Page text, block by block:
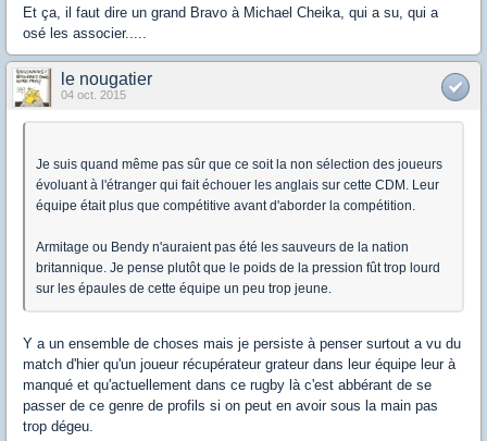
Et ça, il faut dire un grand Bravo à Michael Cheika, qui a su, qui a
osé les associer.....
le nougatier
04 oct. 2015
Je suis quand même pas sûr que ce soit la non sélection des joueurs
évoluant à l'étranger qui fait échouer les anglais sur cette CDM. Leur
équipe était plus que compétitive avant d'aborder la compétition.
Armitage ou Bendy n'auraient pas été les sauveurs de la nation
britannique. Je pense plutôt que le poids de la pression fût trop lourd
sur les épaules de cette équipe un peu trop jeune.
Y a un ensemble de choses mais je persiste à penser surtout a vu du
match d'hier qu'un joueur récupérateur grateur dans leur équipe leur à
manqué et qu'actuellement dans ce rugby là c'est abbérant de se
passer de ce genre de profils si on peut en avoir sous la main pas
trop dégeu.